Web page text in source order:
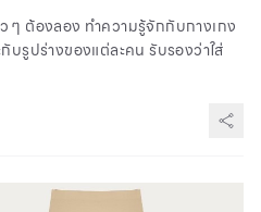
ๆ ต้องลอง ทำความรู้จักกับกางเกง
กับรูปร่างของแต่ละคน รับรองว่าใส่